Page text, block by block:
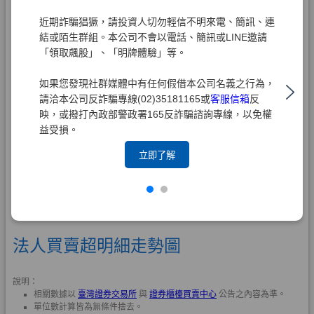
近期詐騙猖獗，請投資人切勿輕信不明來電、簡訊、連
結或陌生群組。本公司不會以電話、簡訊或LINE邀請
「領取飆股」、「明牌體驗」等。
如果您發現社群媒體中有任何假借本公司名義之行為，
請洽本公司反詐騙專線(02)35181165或客服信箱反
映，或撥打內政部警政署165反詐騙諮詢專線，以免權
益受損。
立即了解